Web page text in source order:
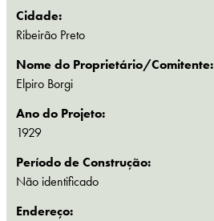
Cidade:
Ribeirão Preto
Nome do Proprietário/Comitente:
Elpiro Borgi
Ano do Projeto:
1929
Período de Construção:
Não identificado
Endereço: